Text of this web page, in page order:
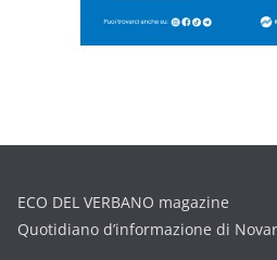
ECO DEL VERBANO magazine
Quotidiano d’informazione di